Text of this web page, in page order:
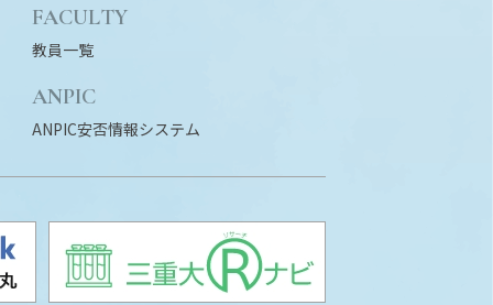
FACULTY
教員一覧
ANPIC
ANPIC安否情報システム